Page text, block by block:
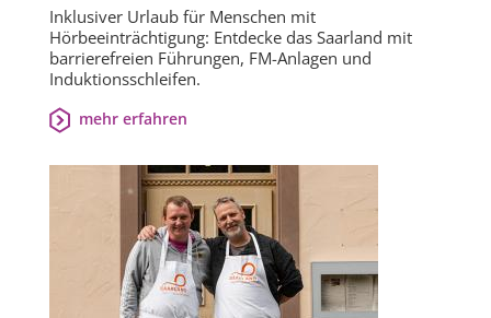
Inklusiver Urlaub für Menschen mit
Hörbeeinträchtigung: Entdecke das Saarland mit
barrierefreien Führungen, FM-Anlagen und
Induktionsschleifen.
mehr erfahren